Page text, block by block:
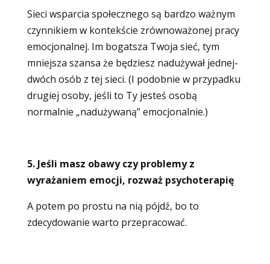
Sieci wsparcia społecznego są bardzo ważnym
czynnikiem w kontekście zrównoważonej pracy
emocjonalnej. Im bogatsza Twoja sieć, tym
mniejsza szansa że będziesz nadużywał jednej-
dwóch osób z tej sieci. (I podobnie w przypadku
drugiej osoby, jeśli to Ty jesteś osobą
normalnie „nadużywaną” emocjonalnie.)
5. Jeśli masz obawy czy problemy z
wyrażaniem emocji, rozważ psychoterapię
A potem po prostu na nią pójdź, bo to
zdecydowanie warto przepracować.